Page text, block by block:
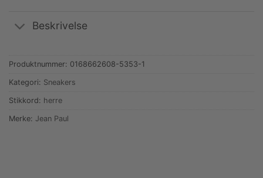
Beskrivelse
Produktnummer: 0168662608-5353-1
Kategori: Sneakers
Stikkord: herre
Merke: Jean Paul